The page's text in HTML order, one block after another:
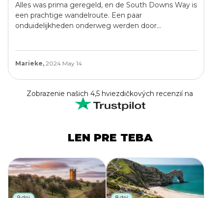
Alles was prima geregeld, en de South Downs Way is
een prachtige wandelroute. Een paar
onduidelijkheden onderweg werden door
en 5 sterren, allemaal goed.
Marieke, 2024 May 14
Zobrazenie našich 4,5 hviezdičkových recenzií na
LEN PRE TEBA